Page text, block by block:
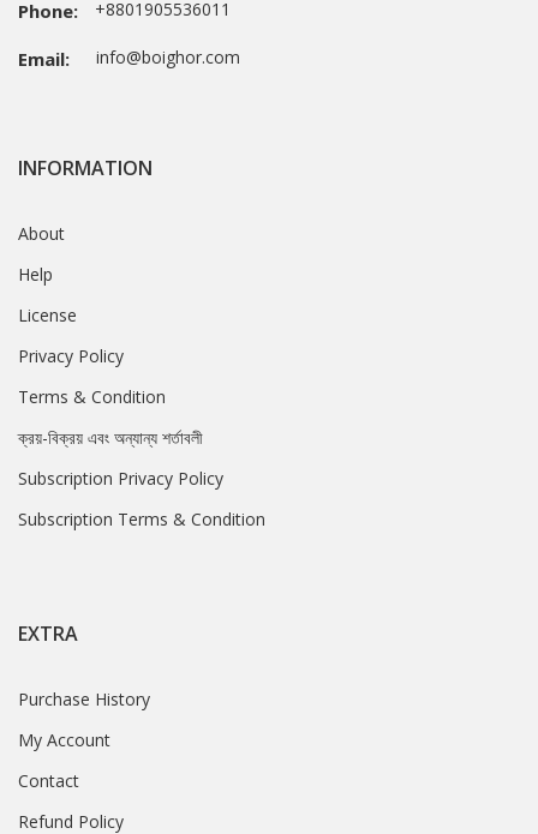
Phone: +8801905536011
Email: info@boighor.com
INFORMATION
About
Help
License
Privacy Policy
Terms & Condition
ক্রয়-বিক্রয় এবং অন্যান্য শর্তাবলী
Subscription Privacy Policy
Subscription Terms & Condition
EXTRA
Purchase History
My Account
Contact
Refund Policy